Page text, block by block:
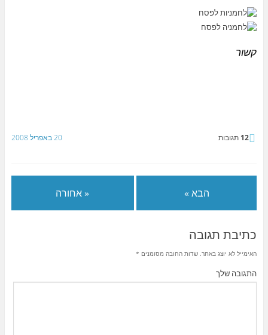
קשור
20 באפריל 2008 12 תגובות
« אחורה הבא »
כתיבת תגובה
האימייל לא יוצג באתר.שדות החובה מסומנים *
התגובה שלך